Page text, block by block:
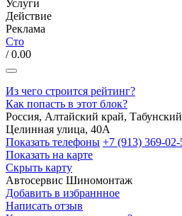
Услуги
Действие
Реклама
Сто
/ 0.00
Из чего строится рейтинг?
Как попасть в этот блок?
Россия, Алтайский край,
Целинная улица, 40А
Показать телефоны +7 (913) 369-02-
Показать на карте
Скрыть карту
Автосервис Шиномонтаж
Добавить в избраннное
Написать отзыв